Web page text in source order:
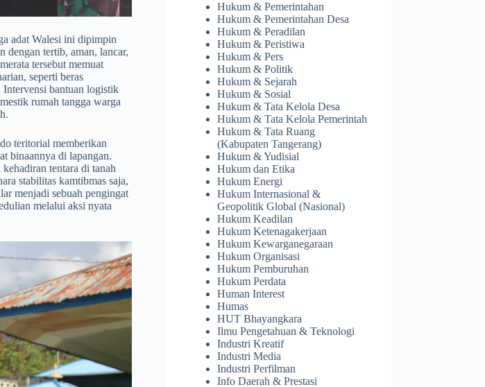
adat Walesi ini dipimpin
dengan tertib, aman, lancar,
tersebut memuat
seperti beras
Intervensi bantuan logistik
rumah tangga warga
teritorial memberikan
binaannya di lapangan.
tentara di tanah
stabilitas kamtibmas saja,
menjadi sebuah pengingat
melalui aksi nyata
Hukum & Pemerintahan
Hukum & Pemerintahan Desa
Hukum & Peradilan
Hukum & Peristiwa
Hukum & Pers
Hukum & Politik
Hukum & Sejarah
Hukum & Sosial
Hukum & Tata Kelola Desa
Hukum & Tata Kelola Pemerintah
Hukum & Tata Ruang
(Kabupaten Tangerang)
Hukum & Yudisial
Hukum dan Etika
Hukum Energi
Hukum Internasional &
Geopolitik Global (Nasional)
Hukum Keadilan
Hukum Ketenagakerjaan
Hukum Kewarganegaraan
Hukum Organisasi
Hukum Pemburuhan
Hukum Perdata
Human Interest
Humas
HUT Bhayangkara
Ilmu Pengetahuan & Teknologi
Industri Kreatif
Industri Media
Industri Perfilman
Info Daerah & Prestasi